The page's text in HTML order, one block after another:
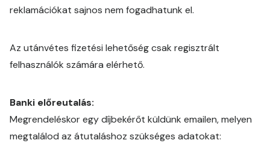
reklamációkat sajnos nem fogadhatunk el.
Az utánvétes fizetési lehetőség csak regisztrált
felhasználók számára elérhető.
Banki előreutalás:
Megrendeléskor egy díjbekérőt küldünk emailen, melyen
megtalálod az átutaláshoz szükséges adatokat: